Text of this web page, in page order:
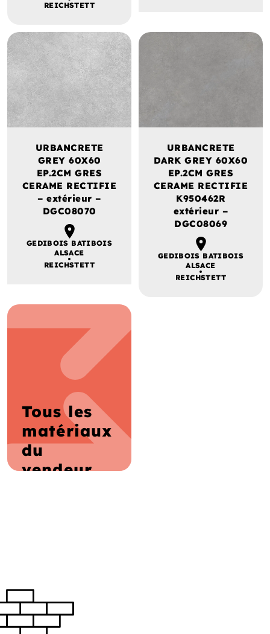
REICHSTETT
URBANCRETE
GREY 60X60
EP.2CM GRES
CERAME RECTIFIE
– extérieur –
DGC08070
GEDIBOIS BATIBOIS
ALSACE
REICHSTETT
URBANCRETE
DARK GREY 60X60
EP.2CM GRES
CERAME RECTIFIE
K950462R
extérieur –
DGC08069
GEDIBOIS BATIBOIS
ALSACE
REICHSTETT
Tous les
matériaux
du
vendeur